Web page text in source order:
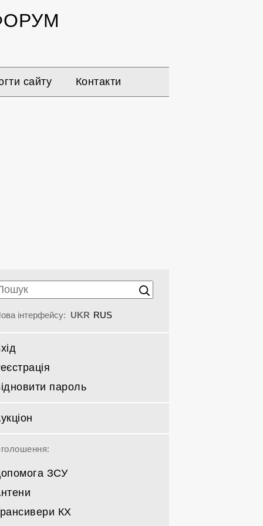
сайту Контакти
інтерфейсу: UKR RUS
пароль
ЗСУ
Спрямовані КВ
КХ